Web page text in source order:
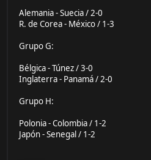
Alemania - Suecia / 2-0
R. de Corea - México / 1-3
Grupo G:
Bélgica - Túnez / 3-0
Inglaterra - Panamá / 2-0
Grupo H:
Polonia - Colombia / 1-2
Japón - Senegal / 1-2